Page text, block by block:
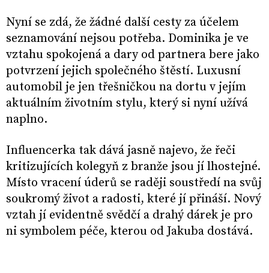
Nyní se zdá, že žádné další cesty za účelem
seznamování nejsou potřeba. Dominika je ve
vztahu spokojená a dary od partnera bere jako
potvrzení jejich společného štěstí. Luxusní
automobil je jen třešničkou na dortu v jejím
aktuálním životním stylu, který si nyní užívá
naplno.
Influencerka tak dává jasně najevo, že řeči
kritizujících kolegyň z branže jsou jí lhostejné.
Místo vracení úderů se raději soustředí na svůj
soukromý život a radosti, které jí přináší. Nový
vztah jí evidentně svědčí a drahý dárek je pro
ni symbolem péče, kterou od Jakuba dostává.